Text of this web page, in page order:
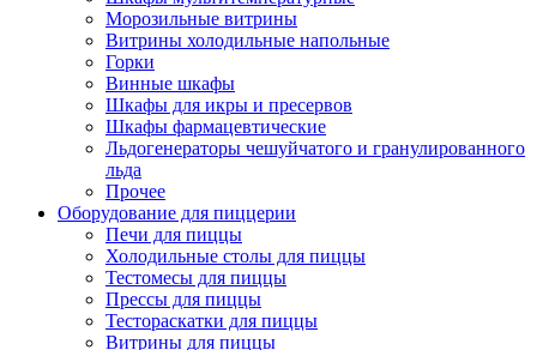
Морозильные витрины
Витрины холодильные напольные
Горки
Винные шкафы
Шкафы для икры и пресервов
Шкафы фармацевтические
Льдогенераторы чешуйчатого и гранулированного
льда
Прочее
Оборудование для пиццерии
Печи для пиццы
Холодильные столы для пиццы
Тестомесы для пиццы
Прессы для пиццы
Тестораскатки для пиццы
Витрины для пиццы